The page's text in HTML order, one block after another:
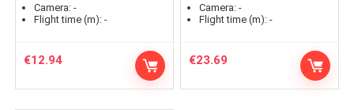
Camera: -
Flight time (m): -
€12.94
Camera: -
Flight time (m): -
€23.69